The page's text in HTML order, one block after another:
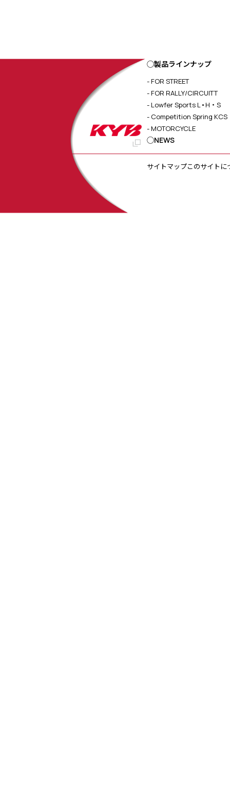
◯製品ラインナップ
- FOR STREET
- FOR RALLY/CIRCUITT
- Lowfer Sports L•H・S
- Competition Spring KCS
- MOTORCYCLE
◯NEWS
サイトマップこのサイトに